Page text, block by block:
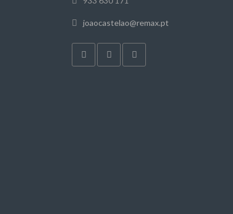
joaocastelao@remax.pt